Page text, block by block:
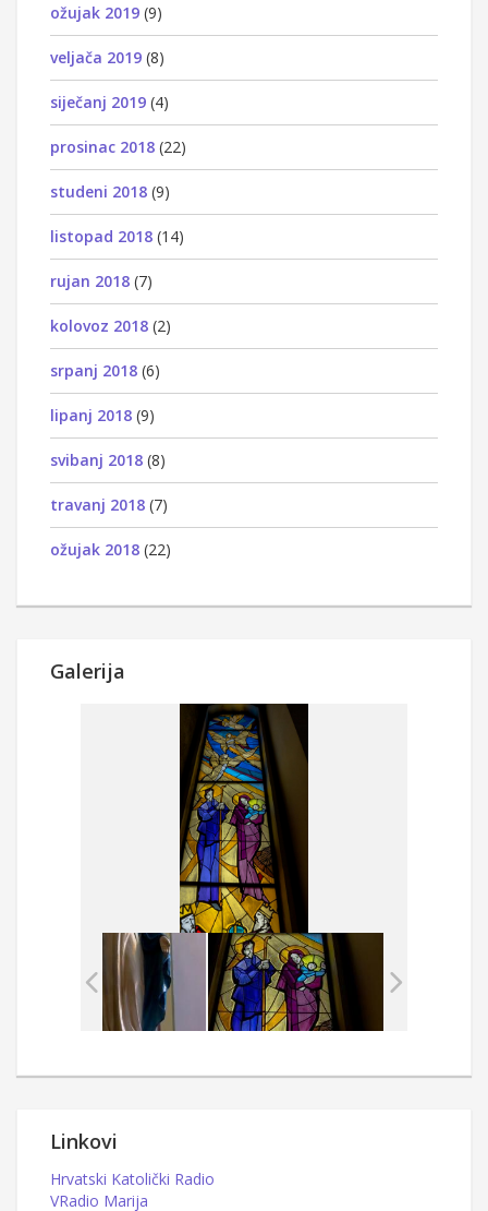
ožujak 2019 (9)
veljača 2019 (8)
siječanj 2019 (4)
prosinac 2018 (22)
studeni 2018 (9)
listopad 2018 (14)
rujan 2018 (7)
kolovoz 2018 (2)
srpanj 2018 (6)
lipanj 2018 (9)
svibanj 2018 (8)
travanj 2018 (7)
ožujak 2018 (22)
Galerija
Linkovi
Hrvatski Katolički Radio
VRadio Marija